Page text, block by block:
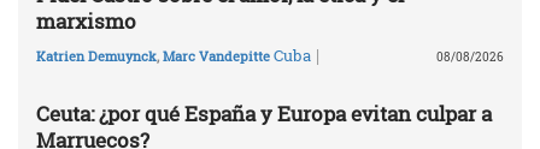
marxismo
Katrien Demuynck, Marc Vandepitte Cuba | 08/08/2026
Ceuta: ¿por qué España y Europa evitan culpar a
Marruecos?